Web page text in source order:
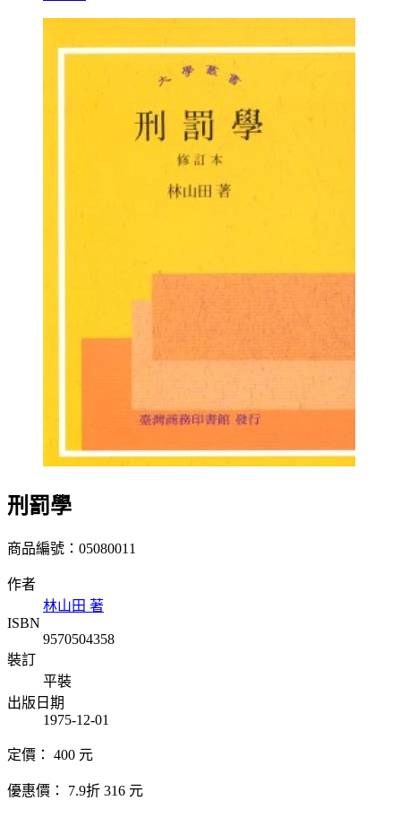
刑罰學
商品編號：05080011
作者
林山田 著
ISBN
9570504358
裝訂
平裝
出版日期
1975-12-01
定價： 400 元
優惠價： 7.9折 316 元